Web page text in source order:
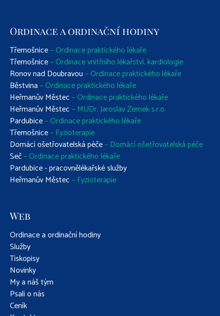
Ordinace a ordinační hodiny
Třemošnice– Ordinace praktického lékaře
Třemošnice– Ordinace vnitřního lékařství, kardiologie
Ronov nad Doubravou– Ordinace praktického lékaře
Běstvina– Ordinace praktického lékaře
Heřmanův Městec– Ordinace praktického lékaře
Heřmanův Městec– MUDr. Jaroslav Zemek s.r.o.
Pardubice– Ordinace praktického lékaře
Třemošnice– Fyzioterapie
Domácí ošetřovatelská péče– Domácí ošetřovatelská péče
Seč– Ordinace praktického lékaře
Pardubice - pracovnělékařské služby
Heřmanův Městec– Fyzioterapie
Web
Ordinace a ordinační hodiny
Služby
Tiskopisy
Novinky
My a náš tým
Psali o nás
Ceník